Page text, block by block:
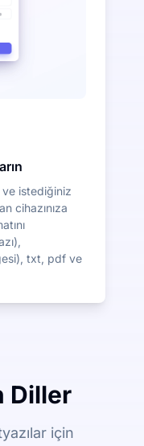
ve istediğiniz
cihazınıza
txt, pdf ve
Diller
için